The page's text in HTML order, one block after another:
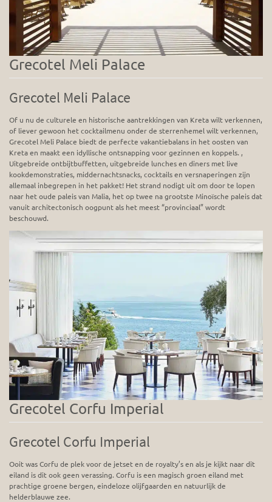
Grecotel Meli Palace
Grecotel Meli Palace
Of u nu de culturele en historische aantrekkingen van Kreta wilt verkennen,
of liever gewoon het cocktailmenu onder de sterrenhemel wilt verkennen,
Grecotel Meli Palace biedt de perfecte vakantiebalans in het oosten van
Kreta en maakt een idyllische ontsnapping voor gezinnen en koppels. ,
Uitgebreide ontbijtbuffetten, uitgebreide lunches en diners met live
kookdemonstraties, middernachtsnacks, cocktails en versnaperingen zijn
allemaal inbegrepen in het pakket! Het strand nodigt uit om door te lopen
naar het oude paleis van Malia, het op twee na grootste Minoïsche paleis dat
vanuit architectonisch oogpunt als het meest “provinciaal” wordt
beschouwd.
Grecotel Corfu Imperial
Grecotel Corfu Imperial
Ooit was Corfu de plek voor de jetset en de royalty’s en als je kijkt naar dit
eiland is dit ook geen verassing. Corfu is een magisch groen eiland met
prachtige groene bergen, eindeloze olijfgaarden en natuurlijk de
helderblauwe zee.